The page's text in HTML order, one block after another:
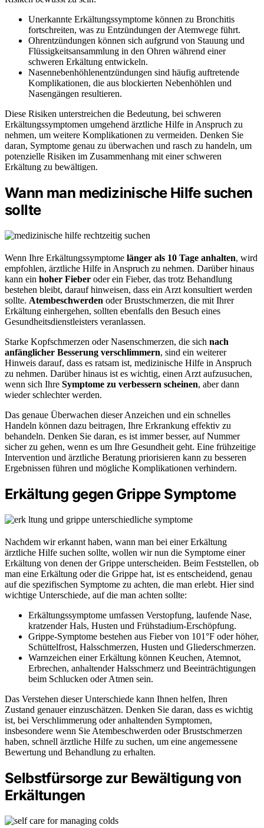
Unerkannte Erkältungssymptome können zu Bronchitis
fortschreiten, was zu Entzündungen der Atemwege führt.
Ohrentzündungen können sich aufgrund von Stauung und
Flüssigkeitsansammlung in den Ohren während einer
schweren Erkältung entwickeln.
Nasennebenhöhlenentzündungen sind häufig auftretende
Komplikationen, die aus blockierten Nebenhöhlen und
Nasengängen resultieren.
Diese Risiken unterstreichen die Bedeutung, bei schweren
Erkältungssymptomen umgehend ärztliche Hilfe in Anspruch zu
nehmen, um weitere Komplikationen zu vermeiden. Denken Sie
daran, Symptome genau zu überwachen und rasch zu handeln, um
potenzielle Risiken im Zusammenhang mit einer schweren
Erkältung zu bewältigen.
Wann man medizinische Hilfe suchen
sollte
Wenn Ihre Erkältungssymptome länger als 10 Tage anhalten, wird
empfohlen, ärztliche Hilfe in Anspruch zu nehmen. Darüber hinaus
kann ein hoher Fieber oder ein Fieber, das trotz Behandlung
bestehen bleibt, darauf hinweisen, dass ein Arzt konsultiert werden
sollte. Atembeschwerden oder Brustschmerzen, die mit Ihrer
Erkältung einhergehen, sollten ebenfalls den Besuch eines
Gesundheitsdienstleisters veranlassen.
Starke Kopfschmerzen oder Nasenschmerzen, die sich nach
anfänglicher Besserung verschlimmern, sind ein weiterer
Hinweis darauf, dass es ratsam ist, medizinische Hilfe in Anspruch
zu nehmen. Darüber hinaus ist es wichtig, einen Arzt aufzusuchen,
wenn sich Ihre Symptome zu verbessern scheinen, aber dann
wieder schlechter werden.
Das genaue Überwachen dieser Anzeichen und ein schnelles
Handeln können dazu beitragen, Ihre Erkrankung effektiv zu
behandeln. Denken Sie daran, es ist immer besser, auf Nummer
sicher zu gehen, wenn es um Ihre Gesundheit geht. Eine frühzeitige
Intervention und ärztliche Beratung priorisieren kann zu besseren
Ergebnissen führen und mögliche Komplikationen verhindern.
Erkältung gegen Grippe Symptome
Nachdem wir erkannt haben, wann man bei einer Erkältung
ärztliche Hilfe suchen sollte, wollen wir nun die Symptome einer
Erkältung von denen der Grippe unterscheiden. Beim Feststellen, ob
man eine Erkältung oder die Grippe hat, ist es entscheidend, genau
auf die spezifischen Symptome zu achten, die man erlebt. Hier sind
wichtige Unterschiede, auf die man achten sollte:
Erkältungssymptome umfassen Verstopfung, laufende Nase,
kratzender Hals, Husten und Frühstadium-Erschöpfung.
Grippe-Symptome bestehen aus Fieber von 101°F oder höher,
Schüttelfrost, Halsschmerzen, Husten und Gliederschmerzen.
Warnzeichen einer Erkältung können Keuchen, Atemnot,
Erbrechen, anhaltender Halsschmerz und Beeinträchtigungen
beim Schlucken oder Atmen sein.
Das Verstehen dieser Unterschiede kann Ihnen helfen, Ihren
Zustand genauer einzuschätzen. Denken Sie daran, dass es wichtig
ist, bei Verschlimmerung oder anhaltenden Symptomen,
insbesondere wenn Sie Atembeschwerden oder Brustschmerzen
haben, schnell ärztliche Hilfe zu suchen, um eine angemessene
Bewertung und Behandlung zu erhalten.
Selbstfürsorge zur Bewältigung von
Erkältungen